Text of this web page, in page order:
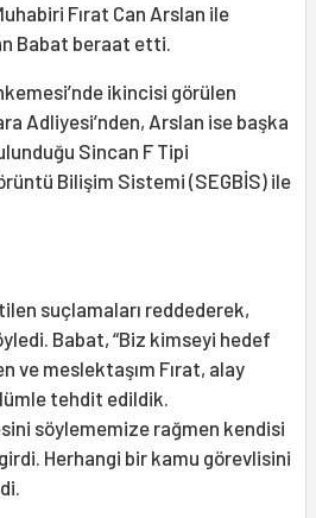
Fırat Can Arslan ile
Babat beraat etti.
ikincisi görülen
Adliyesi’nden, Arslan ise başka
Sincan F Tipi
Bilişim Sistemi (SEGBİS) ile
suçlamaları reddederek,
Babat, “Biz kimseyi hedef
ve meslektaşım Fırat, alay
tehdit edildik.
söylememize rağmen kendisi
Herhangi bir kamu görevlisini